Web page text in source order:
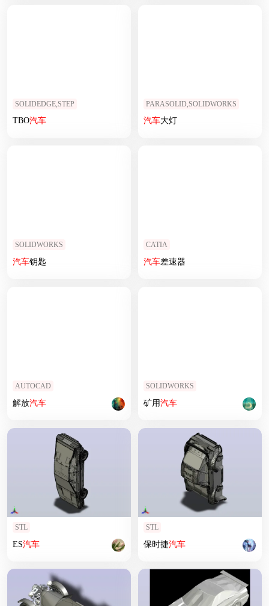
SOLIDEDGE,STEP
TBO汽车
PARASOLID,SOLIDWORKS
汽车大灯
SOLIDWORKS
汽车钥匙
CATIA
汽车差速器
AUTOCAD
解放汽车
SOLIDWORKS
矿用汽车
STL
ES汽车
STL
保时捷汽车